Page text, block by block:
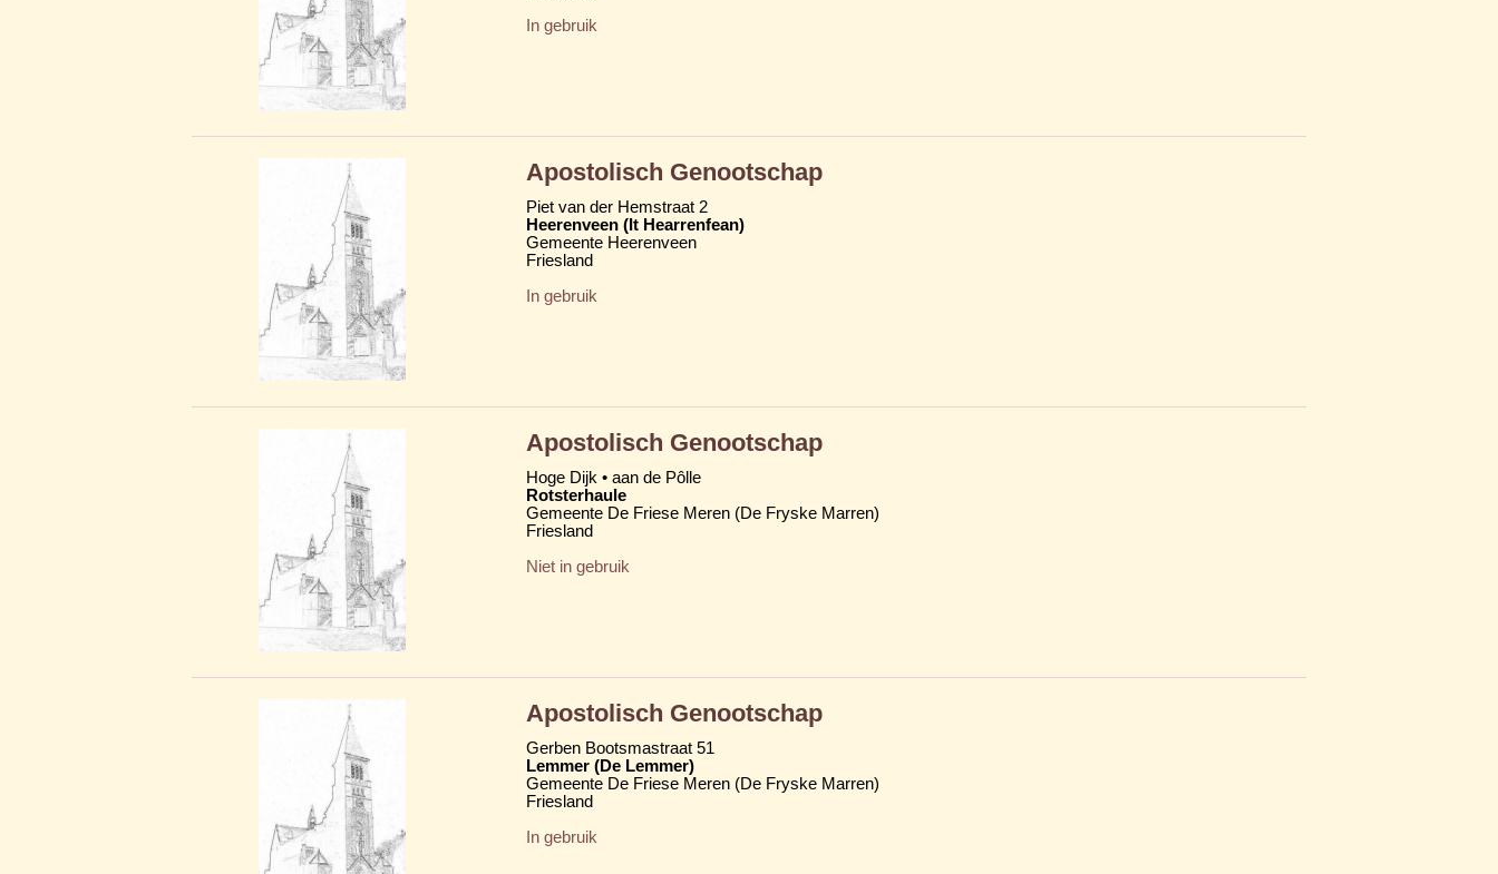
In gebruik
Apostolisch Genootschap
Piet van der Hemstraat 2
Heerenveen (It Hearrenfean)
Gemeente Heerenveen
Friesland
In gebruik
Apostolisch Genootschap
Hoge Dijk • aan de Pôlle
Rotsterhaule
Gemeente De Friese Meren (De Fryske Marren)
Friesland
Niet in gebruik
Apostolisch Genootschap
Gerben Bootsmastraat 51
Lemmer (De Lemmer)
Gemeente De Friese Meren (De Fryske Marren)
Friesland
In gebruik